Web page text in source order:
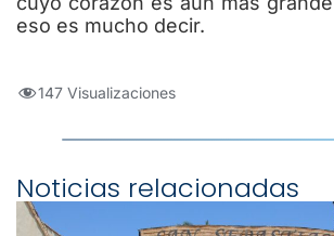
eso es mucho decir.
147 Visualizaciones
Noticias relacionadas